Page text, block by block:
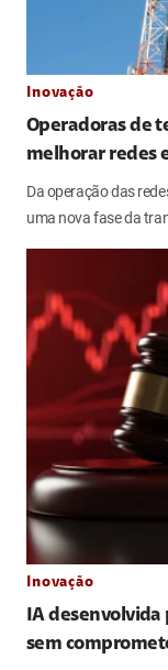
Inovação
Operadoras de
melhorar redes
Da operação das
uma nova fase da
Inovação
IA desenvolvida
sem